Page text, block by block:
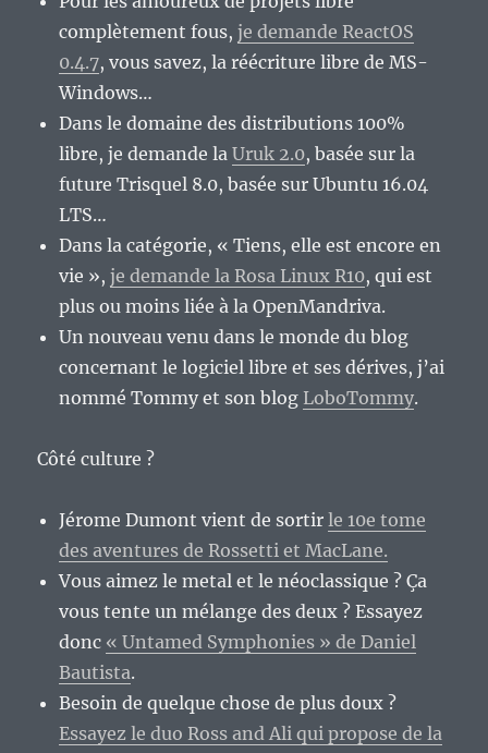
complètement fous,je demande ReactOS
0.4.7, vous savez, la réécriture libre de MS-
Windows…
Dans le domaine des distributions 100%
libre, je demande laUruk 2.0, basée sur la
future Trisquel 8.0, basée sur Ubuntu 16.04
LTS…
Dans la catégorie, « Tiens, elle est encore en
vie »,je demande la Rosa Linux R10, qui est
plus ou moins liée à la OpenMandriva.
Un nouveau venu dans le monde du blog
concernant le logiciel libre et ses dérives, j’ai
nommé Tommy et son blog LoboTommy.
Côté culture ?
Jérome Dumont vient de sortirle 10e tome
des aventures de Rossetti et MacLane.
Vous aimez le metal et le néoclassique ? Ça
vous tente un mélange des deux ? Essayez
donc « Untamed Symphonies » de Daniel
Bautista.
Besoin de quelque chose de plus doux ?
Essayez le duo Ross and Ali qui propose de la